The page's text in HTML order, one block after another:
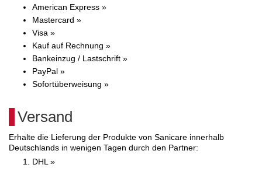
American Express »
Mastercard »
Visa »
Kauf auf Rechnung »
Bankeinzug / Lastschrift »
PayPal »
Sofortüberweisung »
Versand
Erhalte die Lieferung der Produkte von Sanicare innerhalb
Deutschlands in wenigen Tagen durch den Partner:
DHL »